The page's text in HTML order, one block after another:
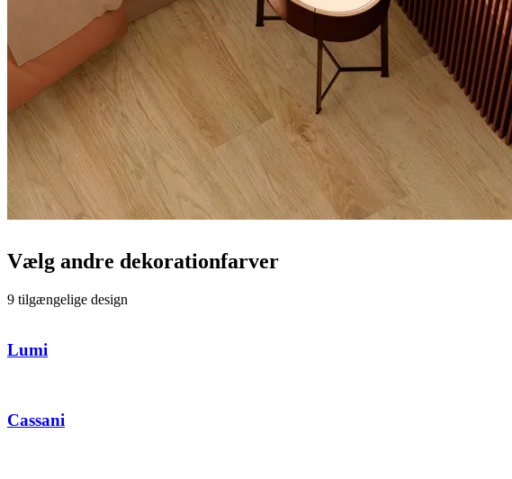
Vælg andre dekorationfarver
9 tilgængelige design
Lumi
Cassani